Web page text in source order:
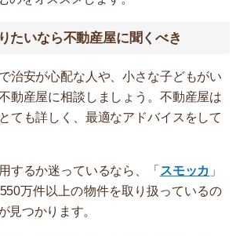
たいなら不動産屋に聞くべき
治安が心配な人や、小さな子どもがい
動産屋に相談しましょう。不動産屋は
ても詳しく、最適なアドバイスをして
するか迷っているなら、「 スモッカ 」
万件以上の物件を取り扱っているの
見つかります。